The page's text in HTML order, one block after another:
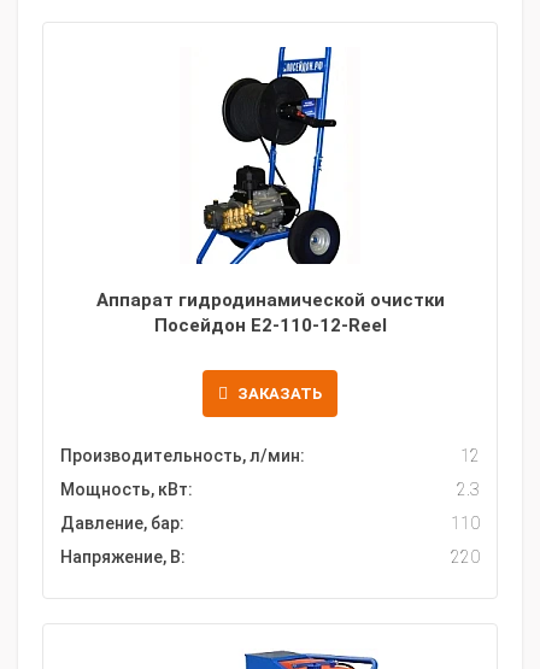
Аппарат гидродинамической очистки
Посейдон E2-110-12-Reel
ЗАКАЗАТЬ
Производительность, л/мин:
12
Мощность, кВт:
2.3
Давление, бар:
110
Напряжение, В:
220